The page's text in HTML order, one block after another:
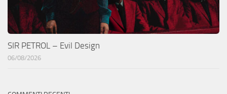
SIR PETROL – Evil Design
06/08/2026